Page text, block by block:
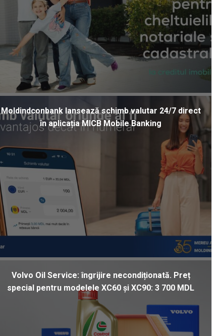
Moldindconbank lansează schimb valutar 24/7 direct
în aplicația MICB Mobile Banking
Volvo Oil Service: îngrijire necondiționată. Preț
special pentru modelele XC60 și XC90: 3 700 MDL